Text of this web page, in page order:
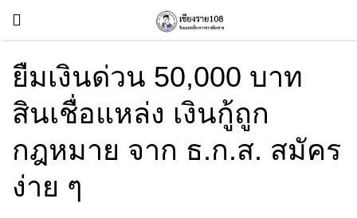
ยืมเงินด่วน 50,000 บาท
สินเชื่อแหล่ง เงินกู้ถูก
กฎหมาย จาก ธ.ก.ส. สมัคร
ง่าย ๆ